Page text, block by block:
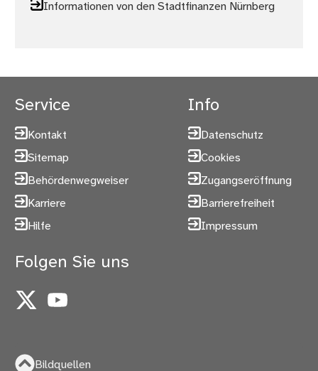
Informationen von den Stadtfinanzen Nürnberg
Service
Kontakt
Sitemap
Behördenwegweiser
Karriere
Hilfe
Info
Datenschutz
Cookies
Zugangseröffnung
Barrierefreiheit
Impressum
Folgen Sie uns
X YouTube
Bildquellen